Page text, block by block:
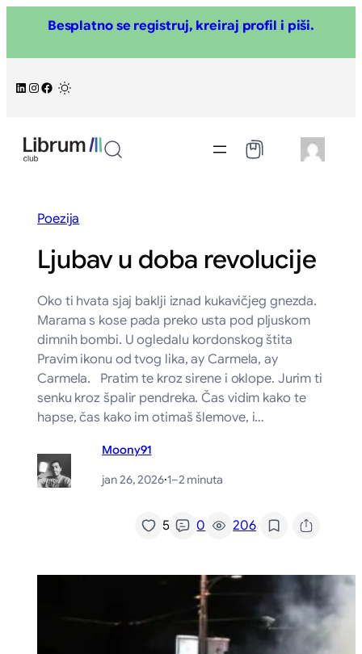
sadržaj
Besplatno se registruj, kreiraj profil i piši.
LinkedIn
Instagram
Facebook
Poezija
Ljubav u doba revolucije
Oko ti hvata sjaj baklji iznad kukavičjeg gnezda.
Marama s kose pada preko usta pod pljuskom
dimnih bombi. U ogledalu kordonskog štita
Pravim ikonu od tvog lika, ay Carmela, ay
Carmela. Pratim te kroz sirene i oklope. Jurim ti
senku kroz špalir pendreka. Čas vidim kako te
hapse, čas kako im otimaš šlemove, i…
Moony91
jan 26, 2026·1–2 minuta
5 0 206/